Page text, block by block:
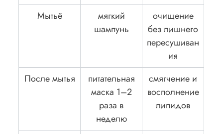
Мытьё
мягкий
шампунь
очищение
без лишнего
пересушиван
ия
После мытья
питательная
маска 1–2
раза в
неделю
смягчение и
восполнение
липидов